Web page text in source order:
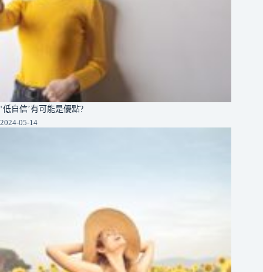
‘低自信’有可能是優點?
2024-05-14